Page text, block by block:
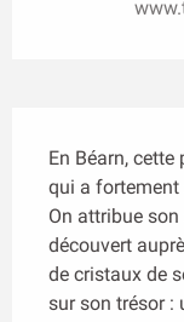
En Béarn,
qui a fortement
On attribue
découvert
de cristaux de
sur son trésor :